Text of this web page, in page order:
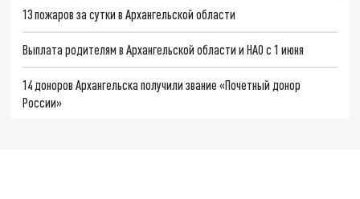
13 пожаров за сутки в Архангельской области
Выплата родителям в Архангельской области и НАО с 1 июня
14 доноров Архангельска получили звание «Почетный донор
России»